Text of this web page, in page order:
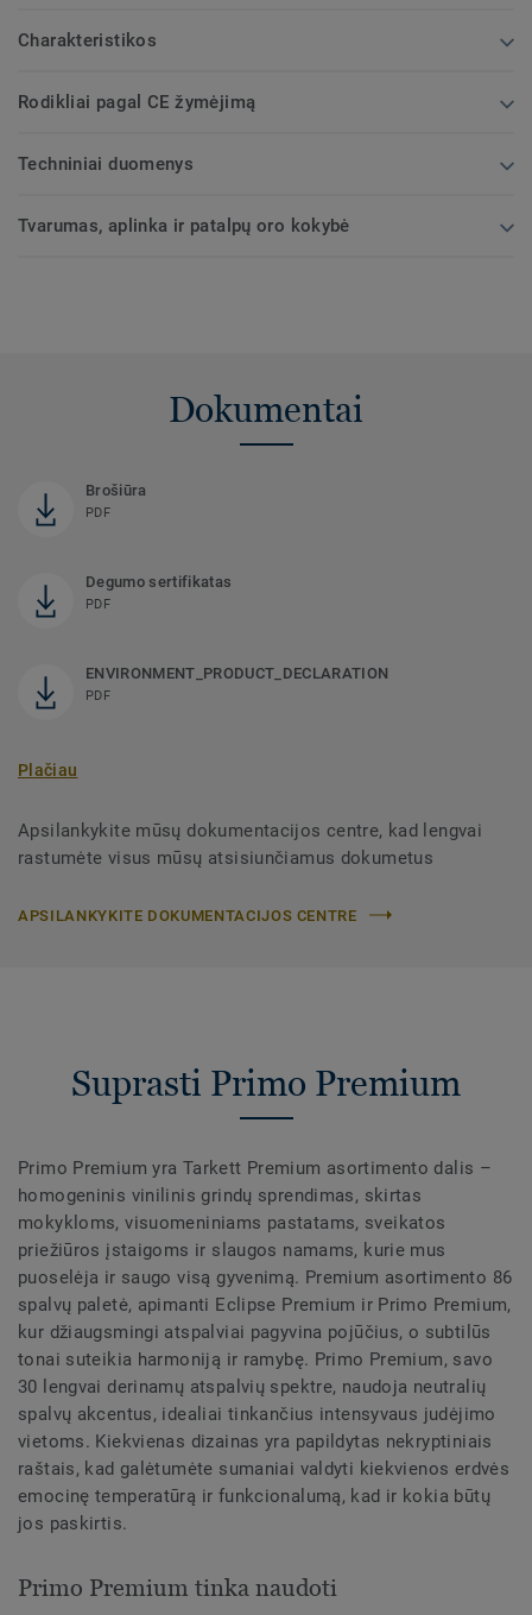
Charakteristikos
Rodikliai pagal CE žymėjimą
Techniniai duomenys
Tvarumas, aplinka ir patalpų oro kokybė
Dokumentai
Brošiūra
PDF
Degumo sertifikatas
PDF
ENVIRONMENT_PRODUCT_DECLARATION
PDF
Plačiau
Apsilankykite mūsų dokumentacijos centre, kad lengvai
rastumėte visus mūsų atsisiunčiamus dokumetus
APSILANKYKITE DOKUMENTACIJOS CENTRE
Suprasti Primo Premium
Primo Premium yra Tarkett Premium asortimento dalis –
homogeninis vinilinis grindų sprendimas, skirtas
mokykloms, visuomeniniams pastatams, sveikatos
priežiūros įstaigoms ir slaugos namams, kurie mus
puoselėja ir saugo visą gyvenimą. Premium asortimento 86
spalvų paletė, apimanti Eclipse Premium ir Primo Premium,
kur džiaugsmingi atspalviai pagyvina pojūčius, o subtilūs
tonai suteikia harmoniją ir ramybę. Primo Premium, savo
30 lengvai derinamų atspalvių spektre, naudoja neutralių
spalvų akcentus, idealiai tinkančius intensyvaus judėjimo
vietoms. Kiekvienas dizainas yra papildytas nekryptiniais
raštais, kad galėtumėte sumaniai valdyti kiekvienos erdvės
emocinę temperatūrą ir funkcionalumą, kad ir kokia būtų
jos paskirtis.
Primo Premium tinka naudoti